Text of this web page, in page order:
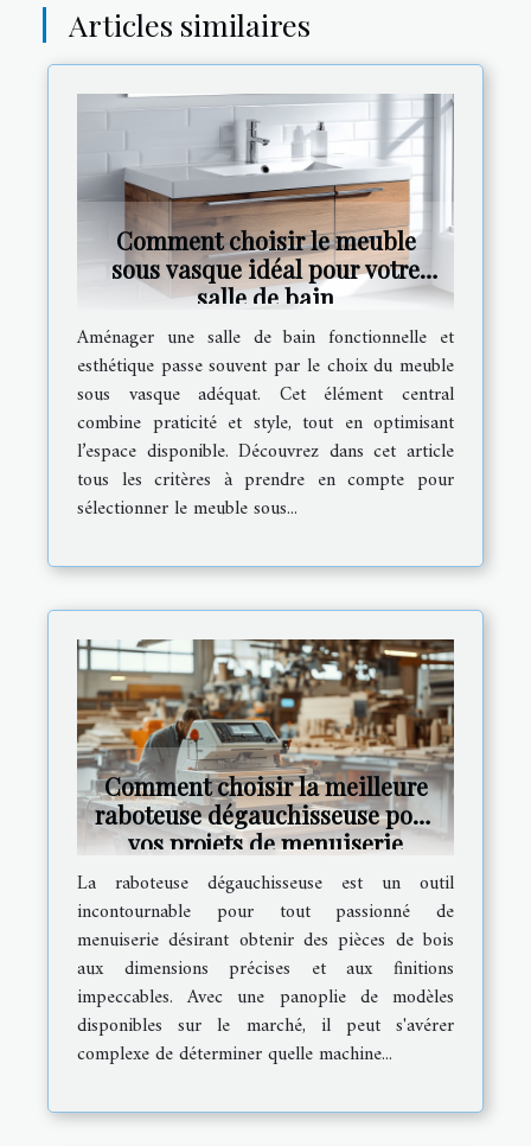
Articles similaires
Comment choisir le meuble
sous vasque idéal pour votre
salle de bain
Aménager une salle de bain fonctionnelle et
esthétique passe souvent par le choix du meuble
sous vasque adéquat. Cet élément central
combine praticité et style, tout en optimisant
l’espace disponible. Découvrez dans cet article
tous les critères à prendre en compte pour
sélectionner le meuble sous...
Comment choisir la meilleure
raboteuse dégauchisseuse pour
vos projets de menuiserie
La raboteuse dégauchisseuse est un outil
incontournable pour tout passionné de
menuiserie désirant obtenir des pièces de bois
aux dimensions précises et aux finitions
impeccables. Avec une panoplie de modèles
disponibles sur le marché, il peut s'avérer
complexe de déterminer quelle machine...